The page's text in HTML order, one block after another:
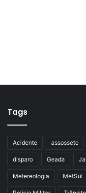
Tags
Acidente assossete
disparo Geada
Metereologia MetSul